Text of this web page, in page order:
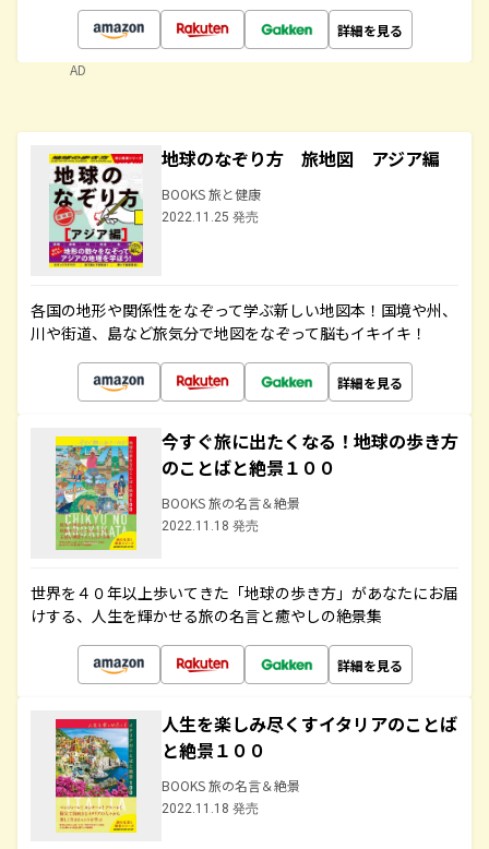
詳細を見る
AD
地球のなぞり方 旅地図 アジア編
BOOKS 旅と健康
2022.11.25 発売
各国の地形や関係性をなぞって学ぶ新しい地図本！国境や州、
川や街道、島など旅気分で地図をなぞって脳もイキイキ！
詳細を見る
今すぐ旅に出たくなる！地球の歩き方
のことばと絶景１００
BOOKS 旅の名言＆絶景
2022.11.18 発売
世界を４０年以上歩いてきた「地球の歩き方」があなたにお届
けする、人生を輝かせる旅の名言と癒やしの絶景集
詳細を見る
人生を楽しみ尽くすイタリアのことば
と絶景１００
BOOKS 旅の名言＆絶景
2022.11.18 発売